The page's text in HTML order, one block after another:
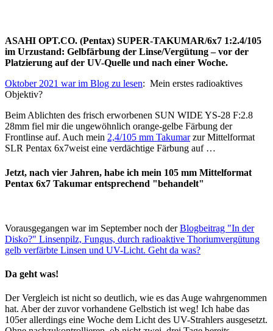
ASAHI OPT.CO. (Pentax) SUPER-TAKUMAR/6x7 1:2.4/105
im Urzustand: Gelbfärbung der Linse/Vergütung – vor der
Platzierung auf der UV-Quelle und nach einer Woche.
Oktober 2021 war im Blog zu lesen: Mein erstes radioaktives
Objektiv?
Beim Ablichten des frisch erworbenen SUN WIDE YS-28 F:2.8
28mm fiel mir die ungewöhnlich orange-gelbe Färbung der
Frontlinse auf. Auch mein 2,4/105 mm Takumarzur Mittelformat
SLR Pentax 6x7weist eine verdächtige Färbung auf …
Jetzt, nach vier Jahren, habe ich mein 105 mm Mittelformat
Pentax 6x7 Takumar entsprechend "behandelt"
Vorausgegangen war im September noch derBlogbeitrag "In der
Disko?" Linsenpilz, Fungus, durch radioaktive Thoriumvergütung
gelb verfärbte Linsen und UV-Licht. Geht da was?
Da geht was!
Der Vergleich ist nicht so deutlich, wie es das Auge wahrgenommen
hat. Aber der zuvor vorhandene Gelbstich ist weg! Ich habe das
105er allerdings eine Woche dem Licht des UV-Strahlers ausgesetzt.